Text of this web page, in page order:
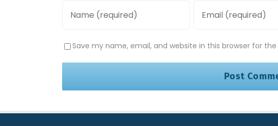
Save my name, email, and website in this browser for